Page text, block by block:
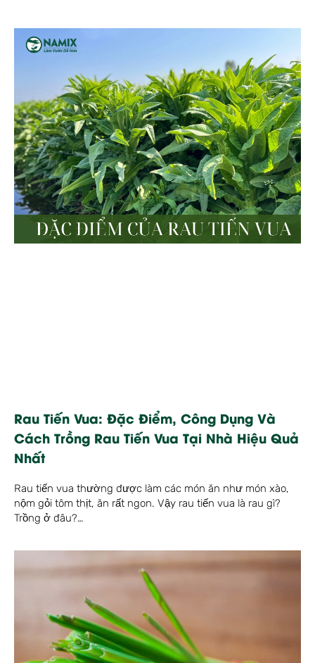
Rau Tiến Vua: Đặc Điểm, Công Dụng Và
Cách Trồng Rau Tiến Vua Tại Nhà Hiệu Quả
Nhất
Rau tiến vua thường được làm các món ăn như món xào,
nộm gỏi tôm thịt, ăn rất ngon. Vậy rau tiến vua là rau gì?
Trồng ở đâu?…